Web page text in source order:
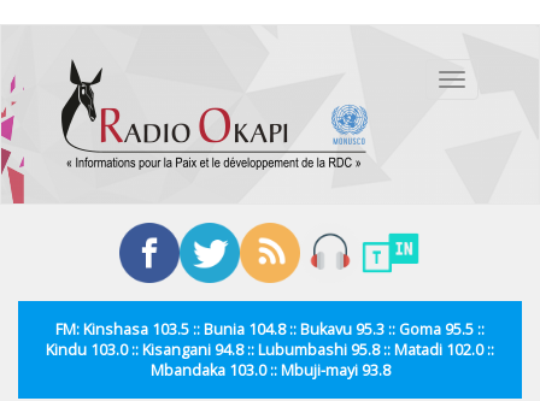
contenu
principal
Toggle
FM: Kinshasa 103.5 :: Bunia 104.8 :: Bukavu 95.3 :: Goma 95.5 ::
Kindu 103.0 :: Kisangani 94.8 :: Lubumbashi 95.8 :: Matadi 102.0 ::
Mbandaka 103.0 :: Mbuji-mayi 93.8